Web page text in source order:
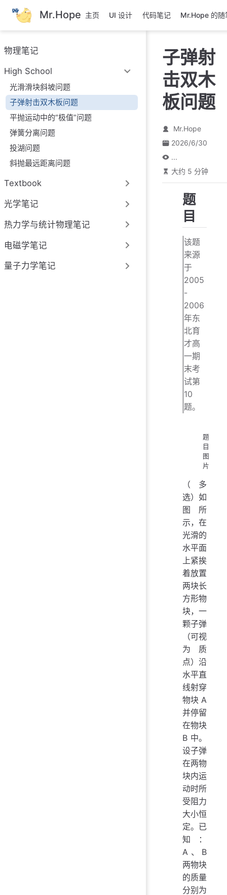
跳
至
主
內
Mr.Hope 主页 UI 设计 代码笔记 Mr.Hope 的随
物理笔记
High School
光滑滑块斜坡问题
子弹射击双木板问题
平抛运动中的“极值”问题
弹簧分离问题
投湖问题
斜抛最远距离问题
Textbook
光学笔记
热力学与统计物理笔记
电磁学笔记
量子力学笔记
子弹射
击双木
板问题
Mr.Hope
2026/6/30
...
大约 5 分钟
题
目
该题
来源
于
2005
-
2006
年东
北育
才高
一期
末考
试第
10
题。
题
目
图
片
（多
选）如
图所
示，在
光滑的
水平面
上紧挨
着放置
两块长
方形物
块，一
颗子弹
（可视
为质
点）沿
水平直
线射穿
物块 A
并停留
在物块
B 中。
设子弹
在两物
块内运
动时所
受阻力
大小恒
定。已
知：
A、B
两物块
的质量
分别为